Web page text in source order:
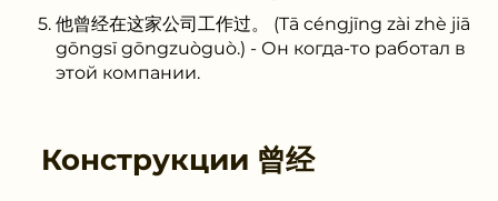
他曾经在这家公司工作过。 (Tā céngjīng zài zhè jiā
gōngsī gōngzuòguò.) - Он когда-то работал в
этой компании.
Конструкции 曾经